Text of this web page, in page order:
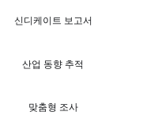
신디케이트 보고서
산업 동향 추적
맞춤형 조사